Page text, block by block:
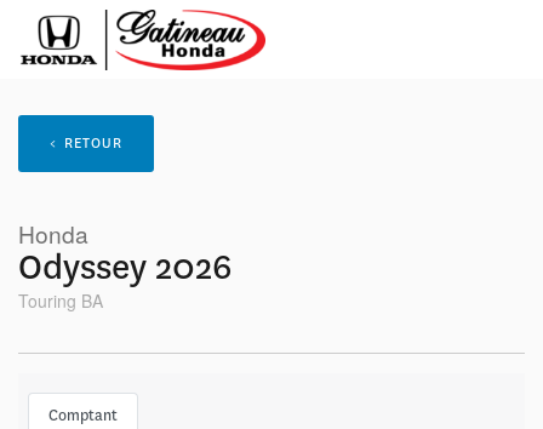
< RETOUR
Honda
Odyssey 2026
Touring BA
Comptant